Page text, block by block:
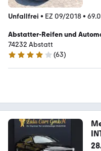
Unfallfrei • EZ 09/2018•
Abstatter-Reifen und
74232 Abstatt
4.1 Sterne
(63)